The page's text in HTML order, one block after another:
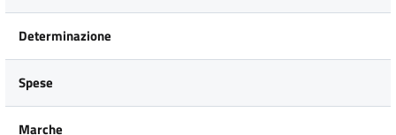
Determinazione
Spese
Marche